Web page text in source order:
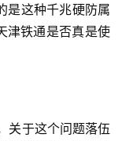
是这种千兆硬防属
津铁通是否真是使
关于这个问题落伍